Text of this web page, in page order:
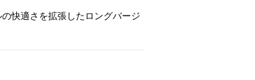
快適さを拡張したロングバージ